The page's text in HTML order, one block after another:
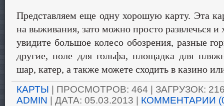
Представляем еще одну хорошую карту. Эта
на выживания, зато можно просто развлечься
увидите большое колесо обозрения, разные
другие, поле для гольфа, площадка для
шар, катер, а также можете сходить в казино
КАРТЫ | ПРОСМОТРОВ: 464 | ЗАГРУЗОК:
ADMIN | ДАТА: 05.03.2013 | КОММЕНТАРИИ